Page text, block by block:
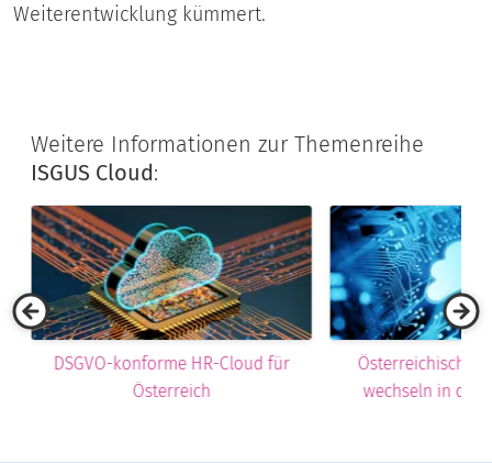
Weiterentwicklung kümmert.
Weitere Informationen zur Themenreihe
ISGUS Cloud:
Österreichische Unternehmen
wechseln in die ISGUS Cloud
Cloud Lösungen